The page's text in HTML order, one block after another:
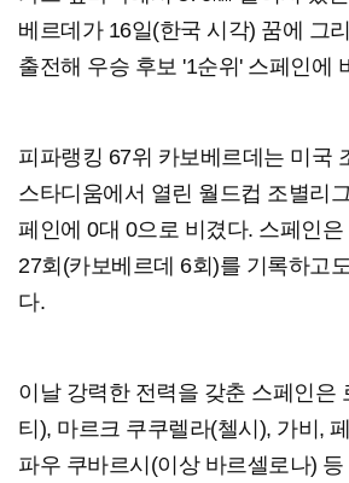
베르데가 16일(한국 시각) 꿈에 그
출전해 우승 후보 '1순위' 스페인에
피파랭킹 67위 카보베르데는 미국
스타디움에서 열린 월드컵 조별리
페인에 0대 0으로 비겼다. 스페인
27회(카보베르데 6회)를 기록하고
다.
이날 강력한 전력을 갖춘 스페인은
티), 마르크 쿠쿠렐라(첼시), 가비,
파우 쿠바르시(이상 바르셀로나) 등